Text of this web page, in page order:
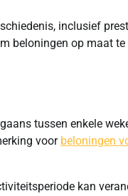
inclusief
beloningen op maat te
tussen enkele
voor beloningen
kan